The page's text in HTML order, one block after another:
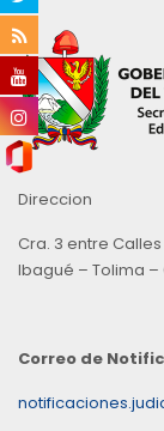
Direccion
Cra. 3 entre Calles
Ibagué – Tolima
Correo de